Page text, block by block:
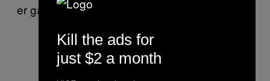
er gavmild.”
Kill the ads for
just $2 a month